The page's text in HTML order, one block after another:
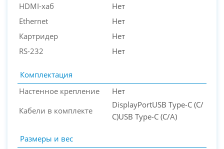
HDMI-хаб
Нет
Ethernet
Нет
Картридер
Нет
RS-232
Нет
Комплектация
Настенное крепление
Нет
Кабели в комплекте
DisplayPortUSB Type-C (С/
С)USB Type-C (С/А)
Размеры и вес